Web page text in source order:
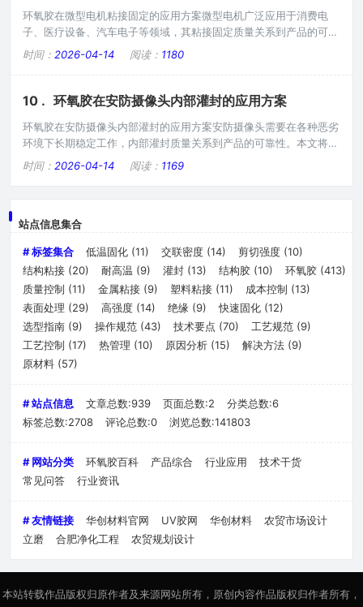
环氧胶在微型电机粘接固定的应用方案微型电机广泛应用于消费电
子、医疗设备、汽车电子等领域，其粘接固定质量关系到产品的可靠
性和寿命本文将重点讲抗震动、耐高低温、与铜线/铁芯的相容性等
技术要点。一、微型电机的工作特点微型电机转速高，通常在
求高；散热条件有限，温升较高；对噪音和振动敏感。因此灌封材料
时间： 2026-04-14 阅读： 1180
10 . 环氧胶在安防摄像头内部灌封的应用方案
环氧胶在安防摄像头内部灌封的应用方案安防摄像头需要在各种恶劣
环境下长期稳定工作，内部灌封质量关系到产品的可靠性。本文将讲
防水、防雾、耐温循环、结构稳定性等技术要点，提供实用方案。
一、安防摄像头工作环境安防摄像头通常安装在户外，面临复杂环境
动，如风吹、轻微碰撞等。因此需要选用高
时间： 2026-04-14 阅读： 1169
站点信息集合
# 标签集合 低温固化 (11) 交联密度 (14) 剪切强度 (10)
结构粘接 (20) 耐高温 (9) 灌封 (13) 结构胶 (10) 环氧胶 (413)
质量控制 (11) 金属粘接 (9) 塑料粘接 (11) 成本控制 (13)
表面处理 (29) 高强度 (14) 绝缘 (9) 快速固化 (12)
选型指南 (9) 操作规范 (43) 技术要点 (70) 工艺规范 (9)
工艺控制 (17) 热管理 (10) 原因分析 (15) 解决方法 (9)
原材料 (57)
# 站点信息 文章总数:939 页面总数:2
分类总数:6
标签总数:2708
评论总数:0 浏览总数:141803
# 网站分类 环氧胶百科 产品综合 行业应用
技术干货
常见问答
行业资讯
# 友情链接 华创材料官网 UV胶网 华创材料
农贸市场设计
立磨
合肥净化工程 农贸规划设计
本站转载作品版权归原作者及来源网站所有，原创内容作品版权归作者所有，